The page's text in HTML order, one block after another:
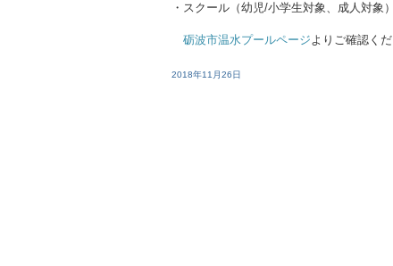
・スクール（幼児/小学生対象、成人対象
砺波市温水プールページよりご確認くだ
2018年11月26日